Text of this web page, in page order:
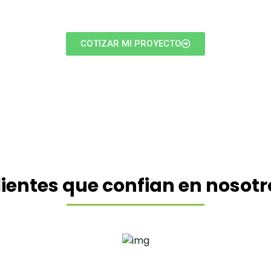
COTIZAR MI PROYECTO
que confian en